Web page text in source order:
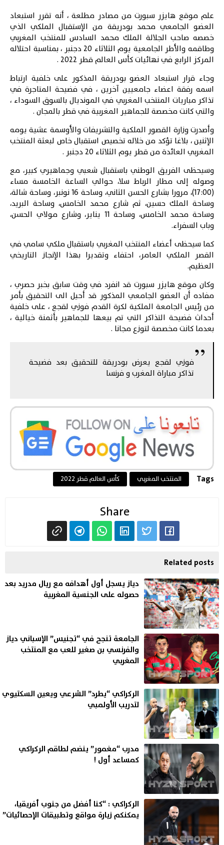
علم موقع هايزر سبورت من مصادر مطلعة ، أنه تقرر استبعاد
العضو الجامعي محمد بودريقة من الإستقبال الملكي الذي
خصصه صاحب الجلالة الملك محمد السادس للمنتخب المغربي
وطاقمه والأطر الجامعية يوم الثلاثاء 20 دجنبر ، بمناسبة احتلاله
المركز الرابع في نهائيات كأس العالم قطر 2022 .
وجاء قرار استبعاد العضو بودريقة المذكور على خلفية ارتباط
اسمه رفقة اعضاء جامعيين آخرين ، في فضيحة المتاجرة في
تذاكر مباريات المنتخب المغربي في المونديال بالسوق السوداء ،
والتي كانت مخصصة للجماهير المغربية في قطر بالمجان .
وأصدرتوزارة القصور الملكية والتشريفات والأوسمة عشية يومه
الإثنين ، بلاغا تؤكد من خلاله تخصيص استقبال خاص لبعثة المنتخب
المغربي العائدة من قطر يوم الثلاثاء 20 دجنبر .
وسيحظى الفريق الوطني باستقبال شعبي وجماهيري كبير، مع
وصوله إلى مطار الرباط سلا، حوالي الساعة الخامسة مساء
(17:00)، مرورا بشارع الحسن الثاني، وساحة 16 نونبر، وساحة شالة،
وساحة الملك حسين، ثم شارع محمد الخامس، وساحة البريد،
وساحة محمد الخامس، وساحة 11 يناير، وشارع مولاي الحسن،
وباب السفراء.
كما سيحظى أعضاء المنتخب المغربي باستقبال ملكي سامي في
القصر الملكي العامر، احتفاء وتقديرا بهذا الإنجاز التاريخي
العظيم.
وكان موقعهايزر سبورتقد انفرد في وقت سابق بخبر حصري ،
مفاده أن العضو الجامعي المذكور قد أحيل الى التحقيق بأمر
من رئيس الجامعة الملكية لكرة القدم فوزي لقجع ، على خلفية
أحداث فضيحة التذاكر التي تم بيعها للجماهير بأثمنة خيالية ،
بعدما كانت مخصصة لتوزع مجانا .
فوزي لقجع يعرض بودريقة للتحقيق بعد فضيحة
تذاكر مباراة المغرب و فرنسا
Tags المنتخب المغربي كأس العالم قطر 2022
Share
Related posts
دياز يسجل أول أهدافه مع ريال مدريد بعد
حصوله على الجنسية المغربية
الجامعة تنجح في “تجنيس” الإسباني دياز
والفرنسي بن صغير للعب مع المنتخب
المغربي
الركراكي “يطرد” الشرعي ويعين السكتيوي
لتدريب الأولمبي
مدرب “مغمور” ينضم لطاقم الركراكي
كمساعد أول !
الركراكي : “كنا أفضل من جنوب أفريقيا،
يمكنكم زيارة مواقع وتطبيقات الإحصائيات”